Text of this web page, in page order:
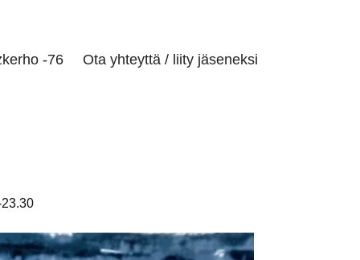
-76 Ota yhteyttä / liity jäseneksi